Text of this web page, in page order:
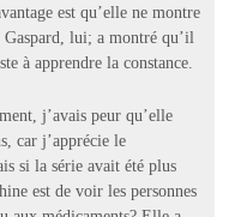
est qu’elle ne montre
Gaspard, lui; a montré qu’il
à apprendre la constance.
j’avais peur qu’elle
car j’apprécie le
si la série avait été plus
est de voir les personnes